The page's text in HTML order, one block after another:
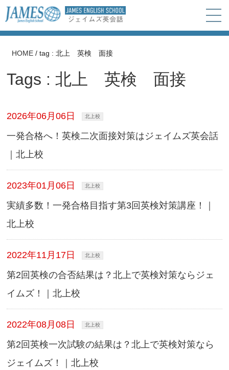
HOME /tag : 北上 英検 面接
Tags : 北上 英検 面接
2026年06月06日 北上校
一発合格へ！英検二次面接対策はジェイムズ英会話
｜北上校
2023年01月06日 北上校
実績多数！一発合格目指す第3回英検対策講座！｜
北上校
2022年11月17日 北上校
第2回英検の合否結果は？北上で英検対策ならジェ
イムズ！｜北上校
2022年08月08日 北上校
第2回英検一次試験の結果は？北上で英検対策なら
ジェイムズ！｜北上校